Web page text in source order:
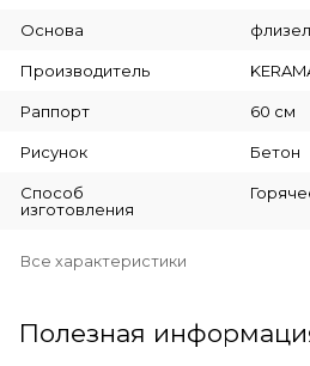
Основа
Производитель
Раппорт 60 см
Рисунок Бетон
Способ
изготовления
Все характеристики
Полезная